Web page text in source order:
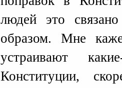
людей это
образом. Мне
устраивают
Конституции,